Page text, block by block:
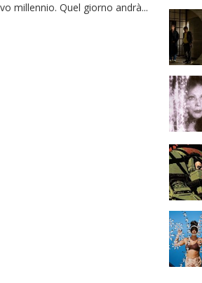
millennio. Quel giorno andrà...